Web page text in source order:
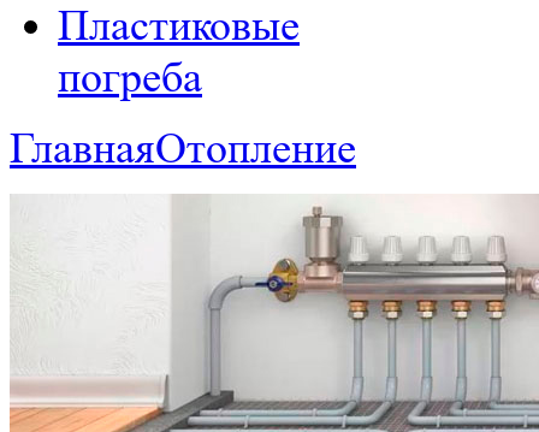
Пластиковые
погреба
ГлавнаяОтопление